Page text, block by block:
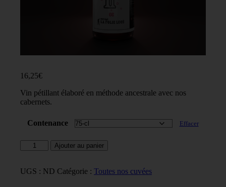
16,25€
Vin pétillant élaboré en méthode ancestrale avec nos
cabernets.
Contenance Effacer
quantité
de
PetNat
Ajouter au panier
UGS : ND Catégorie : Toutes nos cuvées